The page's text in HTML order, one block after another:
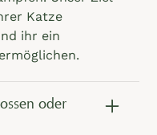
Katze
ihr ein
oder